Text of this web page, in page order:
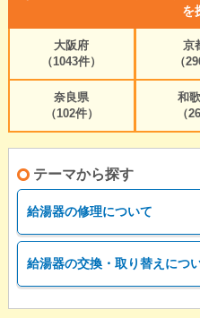
を
大阪府
（1043件）
京
（
奈良県
（102件）
和
（
テーマから探す
給湯器の修理について
給湯器の交換・取り替えにつ